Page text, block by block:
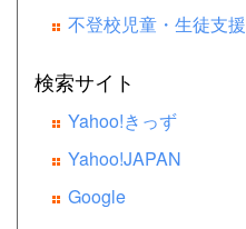
不登校児童・生徒支援
検索サイト
Yahoo!きっず
Yahoo!JAPAN
Google